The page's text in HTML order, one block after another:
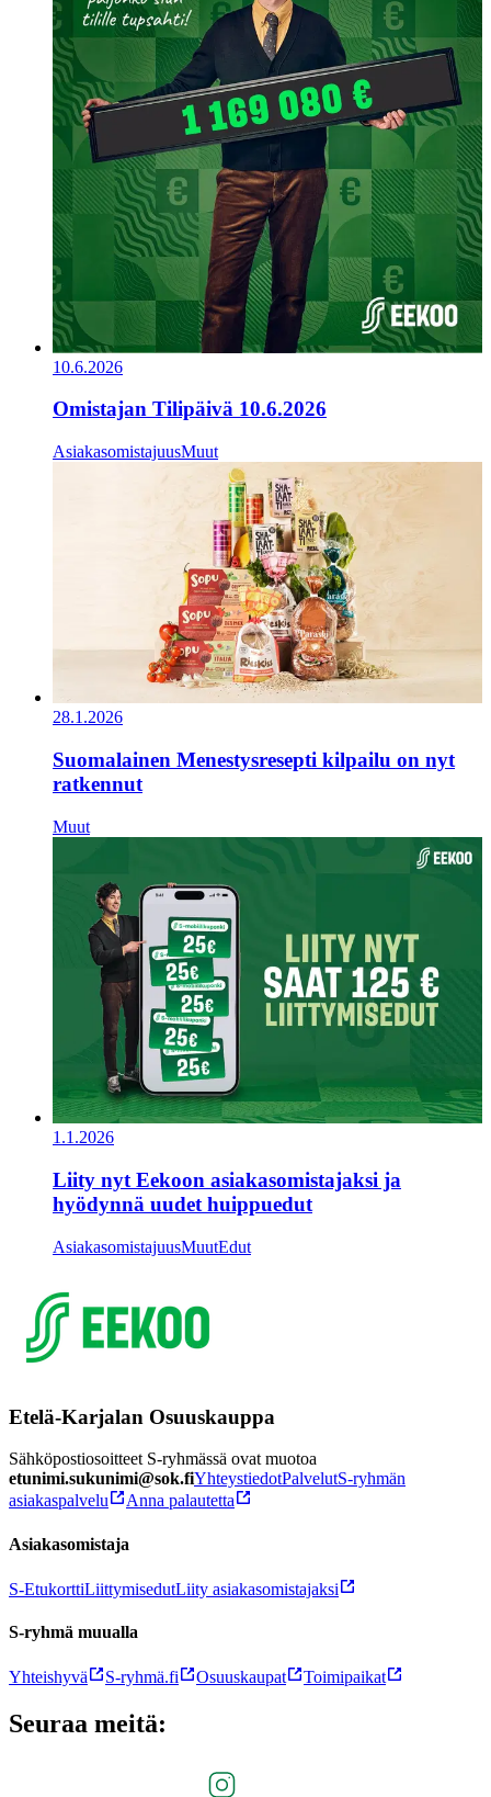
10.6.2026
Omistajan Tilipäivä 10.6.2026
AsiakasomistajuusMuut
28.1.2026
Suomalainen Menestysresepti kilpailu on nyt
ratkennut
Muut
1.1.2026
Liity nyt Eekoon asiakasomistajaksi ja
hyödynnä uudet huippuedut
AsiakasomistajuusMuutEdut
Etelä-Karjalan Osuuskauppa
Sähköpostiosoitteet S-ryhmässä ovat muotoa
etunimi.sukunimi@sok.fiYhteystiedotPalvelutS-ryhmän
asiakaspalvelu
Anna palautetta
Asiakasomistaja
S-EtukorttiLiittymisedutLiity asiakasomistajaksi
S-ryhmä muualla
Yhteishyvä S-ryhmä.fi Osuuskaupat Toimipaikat
Seuraa meitä: